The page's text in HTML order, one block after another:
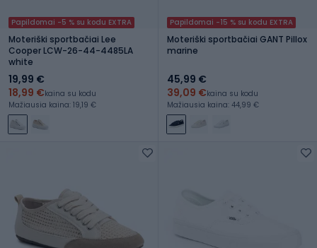
Papildomai -5 % su kodu EXTRA
Moteriški sportbačiai Lee
Cooper LCW-26-44-4485LA
white
19,99 €
18,99 €kaina su kodu
Mažiausia kaina: 19,19 €
Papildomai -15 % su kodu EXTRA
Moteriški sportbačiai GANT Pillox
marine
45,99 €
39,09 €kaina su kodu
Mažiausia kaina: 44,99 €